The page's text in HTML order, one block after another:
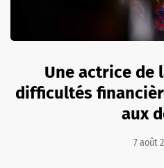
Une actrice de
difficultés
aux
7 août